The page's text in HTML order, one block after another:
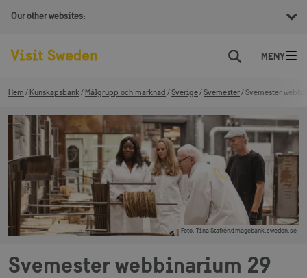
Our other websites:
Sök
Hem Kunskapsbank Målgrupp och marknad Sverige Svemester Svemester
Foto: Tina Stafrén/imagebank.sweden.se
Svemester webbinarium 29